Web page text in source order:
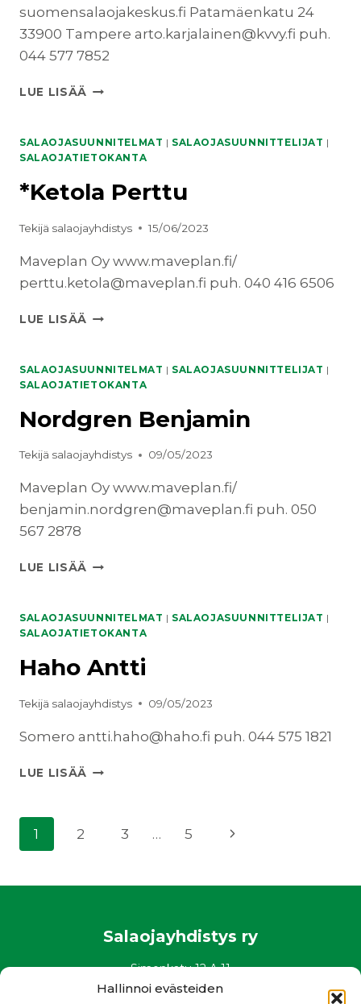
Hallinnoi evästeiden
suomensalaojakeskus.fi Patamäenkatu 24
33900 Tampere arto.karjalainen@kvvy.fi puh.
044 577 7852
LUE LISÄÄ KARJALAINEN
SALAOJASUUNNITELMAT | SALAOJASUUNNITTELIJAT |
SALAOJATIETOKANTA
*Ketola Perttu
Tekijä salaojayhdistys 15/06/2023
Maveplan Oy www.maveplan.fi/
perttu.ketola@maveplan.fi puh. 040 416 6506
LUE LISÄÄ *KETOLA
SALAOJASUUNNITELMAT | SALAOJASUUNNITTELIJAT |
SALAOJATIETOKANTA
Nordgren Benjamin
Tekijä salaojayhdistys 09/05/2023
Maveplan Oy www.maveplan.fi/
benjamin.nordgren@maveplan.fi puh. 050
567 2878
LUE LISÄÄ NORDGREN
SALAOJASUUNNITELMAT | SALAOJASUUNNITTELIJAT |
SALAOJATIETOKANTA
Haho Antti
Tekijä salaojayhdistys 09/05/2023
Somero antti.haho@haho.fi puh. 044 575 1821
LUE LISÄÄ HAHO
Sivunavigointi
1 2 3 … 5
Seuraava
Salaojayhdistys ry
Simonkatu 12 A 11
00100 Helsinki